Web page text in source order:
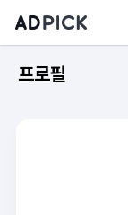
프로필